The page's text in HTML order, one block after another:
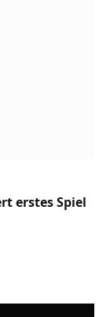
erstes Spiel